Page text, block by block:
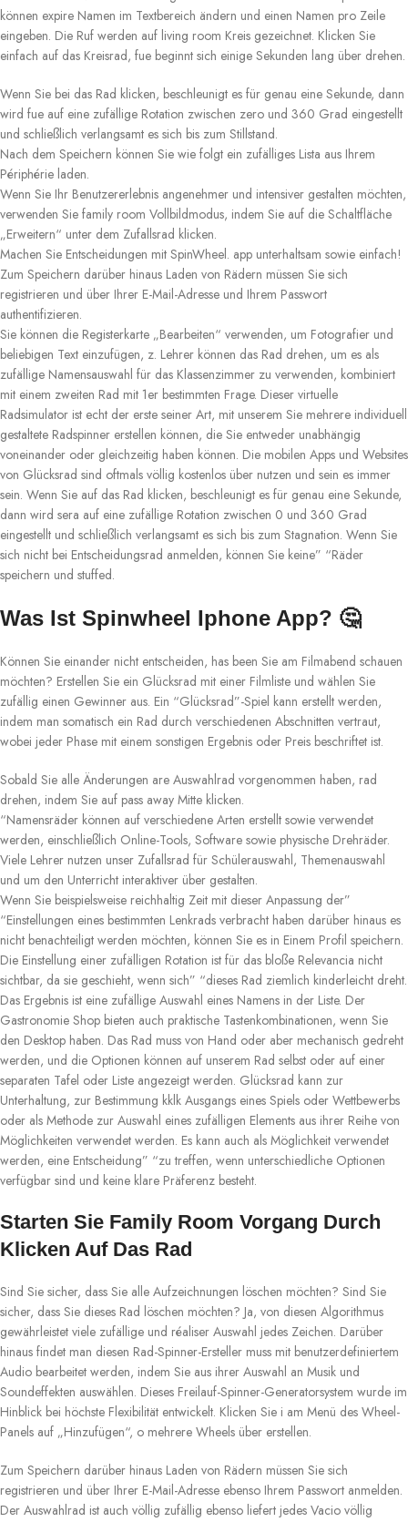
können expire Namen im Textbereich ändern und einen Namen pro Zeile
eingeben. Die Ruf werden auf living room Kreis gezeichnet. Klicken Sie
einfach auf das Kreisrad, fue beginnt sich einige Sekunden lang über drehen.
Wenn Sie bei das Rad klicken, beschleunigt es für genau eine Sekunde, dann
wird fue auf eine zufällige Rotation zwischen zero und 360 Grad eingestellt
und schließlich verlangsamt es sich bis zum Stillstand.
Nach dem Speichern können Sie wie folgt ein zufälliges Lista aus Ihrem
Périphérie laden.
Wenn Sie Ihr Benutzererlebnis angenehmer und intensiver gestalten möchten,
verwenden Sie family room Vollbildmodus, indem Sie auf die Schaltfläche
„Erweitern“ unter dem Zufallsrad klicken.
Machen Sie Entscheidungen mit SpinWheel. app unterhaltsam sowie einfach!
Zum Speichern darüber hinaus Laden von Rädern müssen Sie sich
registrieren und über Ihrer E-Mail-Adresse und Ihrem Passwort
authentifizieren.
Sie können die Registerkarte „Bearbeiten“ verwenden, um Fotografier und
beliebigen Text einzufügen, z. Lehrer können das Rad drehen, um es als
zufällige Namensauswahl für das Klassenzimmer zu verwenden, kombiniert
mit einem zweiten Rad mit 1er bestimmten Frage. Dieser virtuelle
Radsimulator ist echt der erste seiner Art, mit unserem Sie mehrere individuell
gestaltete Radspinner erstellen können, die Sie entweder unabhängig
voneinander oder gleichzeitig haben können. Die mobilen Apps und Websites
von Glücksrad sind oftmals völlig kostenlos über nutzen und sein es immer
sein. Wenn Sie auf das Rad klicken, beschleunigt es für genau eine Sekunde,
dann wird sera auf eine zufällige Rotation zwischen 0 und 360 Grad
eingestellt und schließlich verlangsamt es sich bis zum Stagnation. Wenn Sie
sich nicht bei Entscheidungsrad anmelden, können Sie keine” “Räder
speichern und stuffed.
Was Ist Spinwheel Iphone App? 🤔
Können Sie einander nicht entscheiden, has been Sie am Filmabend schauen
möchten? Erstellen Sie ein Glücksrad mit einer Filmliste und wählen Sie
zufällig einen Gewinner aus. Ein “Glücksrad”-Spiel kann erstellt werden,
indem man somatisch ein Rad durch verschiedenen Abschnitten vertraut,
wobei jeder Phase mit einem sonstigen Ergebnis oder Preis beschriftet ist.
Sobald Sie alle Änderungen are Auswahlrad vorgenommen haben, rad
drehen, indem Sie auf pass away Mitte klicken.
“Namensräder können auf verschiedene Arten erstellt sowie verwendet
werden, einschließlich Online-Tools, Software sowie physische Drehräder.
Viele Lehrer nutzen unser Zufallsrad für Schülerauswahl, Themenauswahl
und um den Unterricht interaktiver über gestalten.
Wenn Sie beispielsweise reichhaltig Zeit mit dieser Anpassung der”
“Einstellungen eines bestimmten Lenkrads verbracht haben darüber hinaus es
nicht benachteiligt werden möchten, können Sie es in Einem Profil speichern.
Die Einstellung einer zufälligen Rotation ist für das bloße Relevancia nicht
sichtbar, da sie geschieht, wenn sich” “dieses Rad ziemlich kinderleicht dreht.
Das Ergebnis ist eine zufällige Auswahl eines Namens in der Liste. Der
Gastronomie Shop bieten auch praktische Tastenkombinationen, wenn Sie
den Desktop haben. Das Rad muss von Hand oder aber mechanisch gedreht
werden, und die Optionen können auf unserem Rad selbst oder auf einer
separaten Tafel oder Liste angezeigt werden. Glücksrad kann zur
Unterhaltung, zur Bestimmung kklk Ausgangs eines Spiels oder Wettbewerbs
oder als Methode zur Auswahl eines zufälligen Elements aus ihrer Reihe von
Möglichkeiten verwendet werden. Es kann auch als Möglichkeit verwendet
werden, eine Entscheidung” “zu treffen, wenn unterschiedliche Optionen
verfügbar sind und keine klare Präferenz besteht.
Starten Sie Family Room Vorgang Durch
Klicken Auf Das Rad
Sind Sie sicher, dass Sie alle Aufzeichnungen löschen möchten? Sind Sie
sicher, dass Sie dieses Rad löschen möchten? Ja, von diesen Algorithmus
gewährleistet viele zufällige und réaliser Auswahl jedes Zeichen. Darüber
hinaus findet man diesen Rad-Spinner-Ersteller muss mit benutzerdefiniertem
Audio bearbeitet werden, indem Sie aus ihrer Auswahl an Musik und
Soundeffekten auswählen. Dieses Freilauf-Spinner-Generatorsystem wurde im
Hinblick bei höchste Flexibilität entwickelt. Klicken Sie i am Menü des Wheel-
Panels auf „Hinzufügen“, o mehrere Wheels über erstellen.
Zum Speichern darüber hinaus Laden von Rädern müssen Sie sich
registrieren und über Ihrer E-Mail-Adresse ebenso Ihrem Passwort anmelden.
Der Auswahlrad ist auch völlig zufällig ebenso liefert jedes Vacio völlig